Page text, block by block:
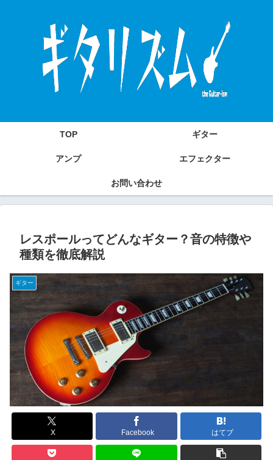
TOP ギター
アンプ エフェクター
お問い合わせ
レスポールってどんなギター？音の特徴や
種類を徹底解説
ギター
X Facebook はてブ